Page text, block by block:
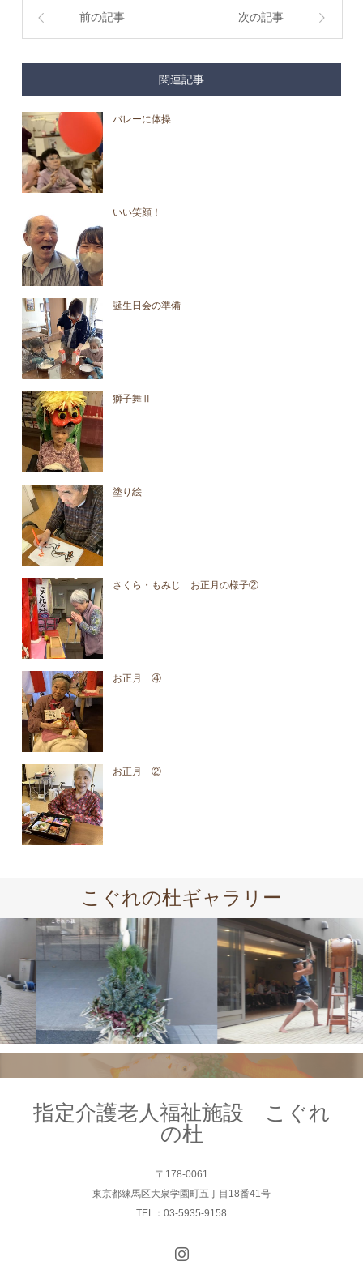
前の記事 次の記事
関連記事
バレーに体操
いい笑顔！
誕生日会の準備
獅子舞Ⅱ
塗り絵
さくら・もみじ お正月の様子②
お正月 ④
お正月 ②
こぐれの杜ギャラリー
指定介護老人福祉施設 こぐれ
の杜
〒178-0061
東京都練馬区大泉学園町五丁目18番41号
TEL：03-5935-9158